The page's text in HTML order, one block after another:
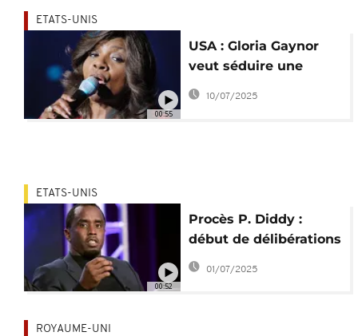
00:55
ETATS-UNIS
USA : Gloria Gaynor
veut séduire une
nouvelle génération à
10/07/2025
00:52
ETATS-UNIS
Procès P. Diddy :
début de délibérations
compliquées pour le
01/07/2025
ROYAUME-UNI